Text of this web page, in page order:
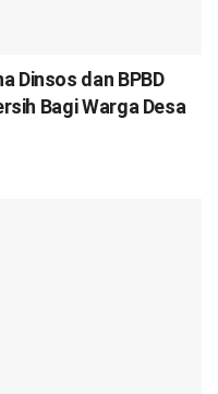
Dinsos dan BPBD
Bagi Warga Desa